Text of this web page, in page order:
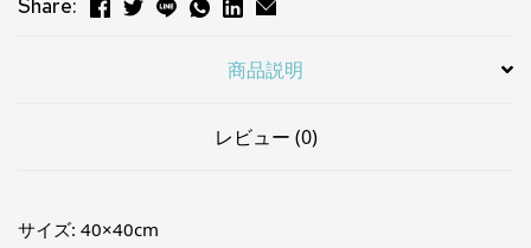
Share:
商品説明
レビュー (0)
サイズ: 40×40cm